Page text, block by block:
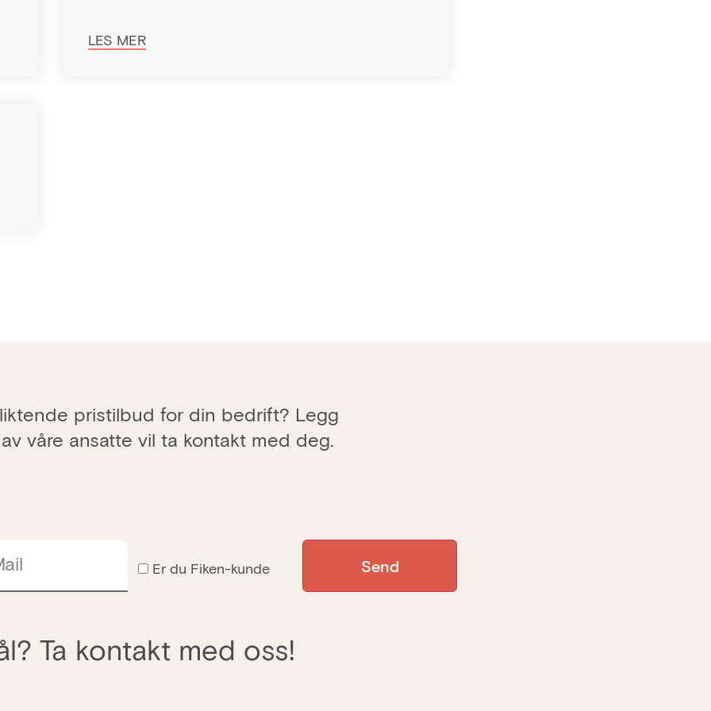
LES MER
pristilbud for din bedrift? Legg
våre ansatte vil ta kontakt med deg.
Er du Fiken-kunde
Ta kontakt med oss!